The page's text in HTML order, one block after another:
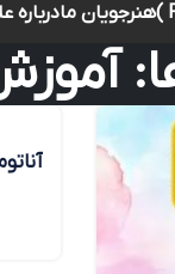
هنرجویان مادرباره